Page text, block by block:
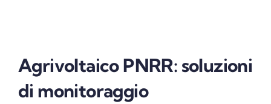
Agrivoltaico PNRR: soluzioni
di monitoraggio